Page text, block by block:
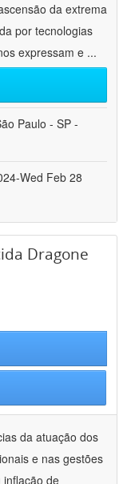
da extrema
por tecnologias
expressam e ...
Paulo - SP -
Wed Feb 28
Dragone
da atuação dos
e nas gestões
inflação de